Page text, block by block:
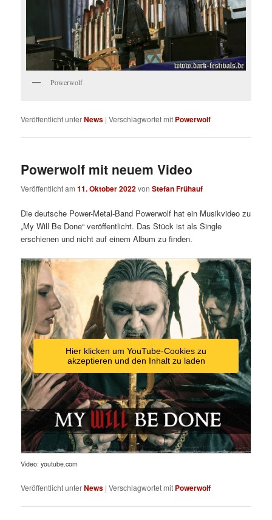
Powerwolf
Veröffentlicht unterNews |Verschlagwortet mit Powerwolf
Powerwolf mit neuem Video
Veröffentlicht am11. Oktober 2022vonStefan Frühauf
Die deutsche Power-Metal-Band Powerwolf hat ein Musikvideo zu
„My Will Be Done“ veröffentlicht. Das Stück ist als Single
erschienen und nicht auf einem Album zu finden.
Hier klicken um YouTube-Cookies zu
akzeptieren und den Inhalt zu laden
Video: youtube.com
Veröffentlicht unterNews |Verschlagwortet mit Powerwolf